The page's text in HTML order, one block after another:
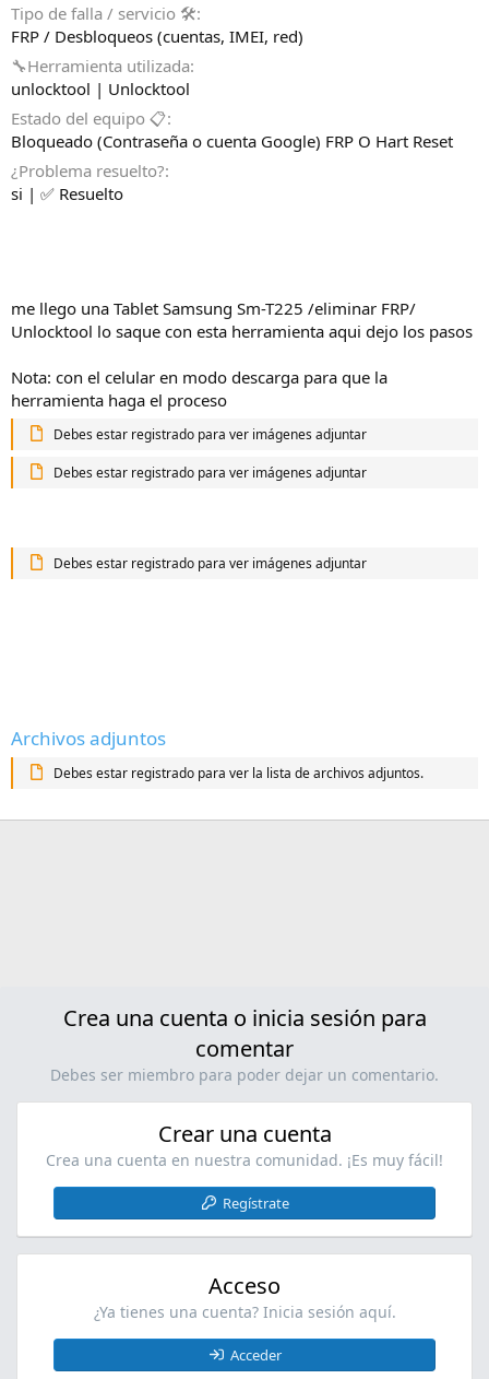
Tipo de falla / servicio 🛠️
FRP / Desbloqueos (cuentas, IMEI, red)
🔧Herramienta utilizada
unlocktool | Unlocktool
Estado del equipo 📋
Bloqueado (Contraseña o cuenta Google) FRP O Hart Reset
¿Problema resuelto?
si | ✅ Resuelto
me llego una Tablet Samsung Sm-T225 /eliminar FRP/
Unlocktool lo saque con esta herramienta aqui dejo los pasos
Nota: con el celular en modo descarga para que la
herramienta haga el proceso
Debes estar registrado para ver imágenes adjuntar
Debes estar registrado para ver imágenes adjuntar
Debes estar registrado para ver imágenes adjuntar
Archivos adjuntos
Debes estar registrado para ver la lista de archivos adjuntos.
Crea una cuenta o inicia sesión para
comentar
Debes ser miembro para poder dejar un comentario.
Crear una cuenta
Crea una cuenta en nuestra comunidad. ¡Es muy fácil!
Regístrate
Acceso
¿Ya tienes una cuenta? Inicia sesión aquí.
Acceder